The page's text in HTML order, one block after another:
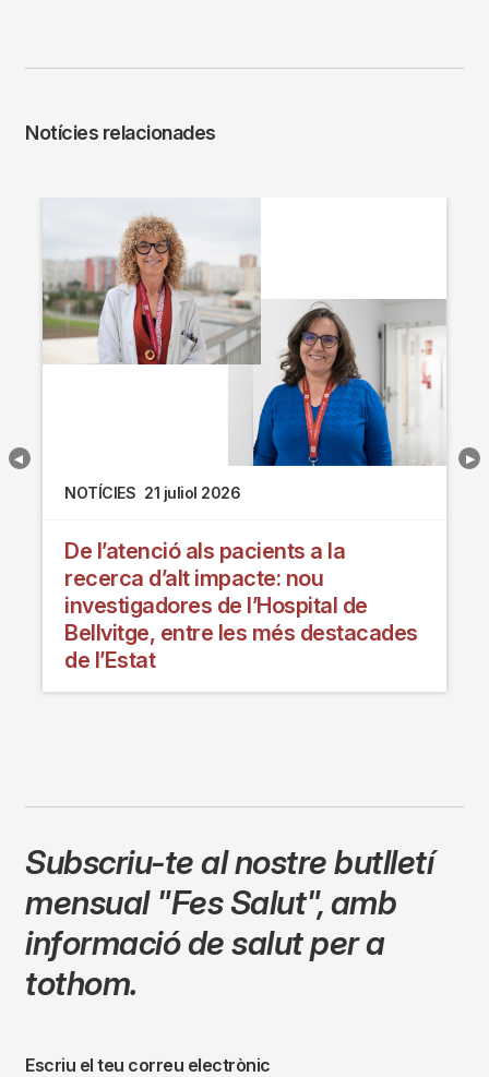
Notícies relacionades
NOTÍCIES 21 juliol 2026
De l’atenció als pacients a la
recerca d’alt impacte: nou
investigadores de l’Hospital de
Bellvitge, entre les més destacades
de l’Estat
Subscriu-te al nostre butlletí
mensual "Fes Salut",amb
informació de salut per a
tothom.
Escriu el teu correu electrònic